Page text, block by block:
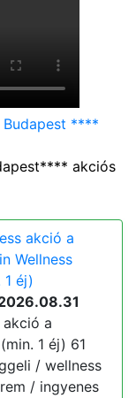
****
akciós
akció a
Wellness
éj)
akció a
1 éj) 61
/ wellness
/ ingyenes